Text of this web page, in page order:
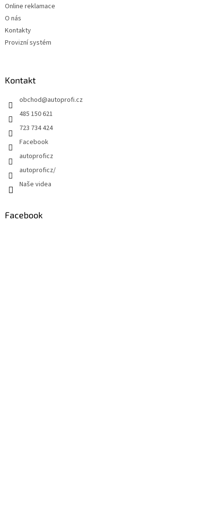
Online reklamace
O nás
Kontakty
Provizní systém
Kontakt
obchod@autoprofi.cz
485 150 621
723 734 424
Facebook
autoproficz
autoproficz/
Naše videa
Facebook